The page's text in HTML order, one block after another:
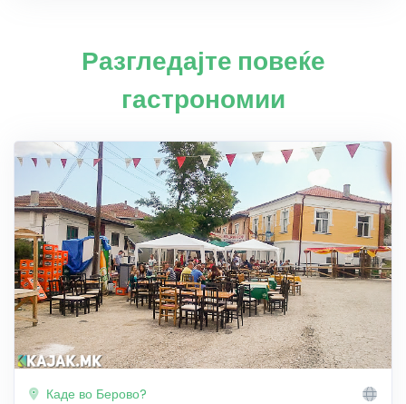
Разгледајте повеќе
гастрономии
Каде во Берово?